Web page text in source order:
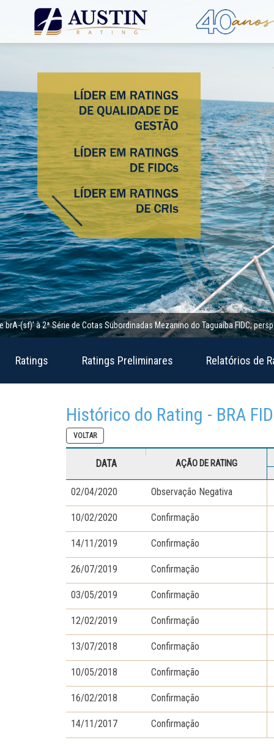
à 2ª Série de Cotas Subordinadas Mezanino do Taguaíba FIDC;
Ratings Ratings Preliminares Relatórios de
Histórico do Rating - BRA
VOLTAR
DATA AÇÃO DE RATING
02/04/2020 Observação Negativa
10/02/2020 Confirmação
14/11/2019 Confirmação
26/07/2019 Confirmação
03/05/2019 Confirmação
12/02/2019 Confirmação
13/07/2018 Confirmação
10/05/2018 Confirmação
16/02/2018 Confirmação
14/11/2017 Confirmação